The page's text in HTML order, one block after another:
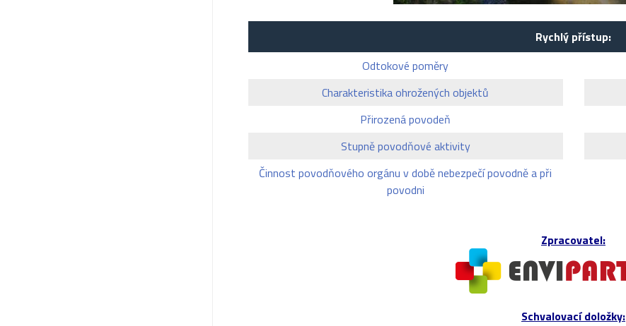
Rychlý přístup:
Odtokové poměry
Charakteristika ohrožených objektů
Přirozená povodeň
Stupně povodňové aktivity
Činnost povodňového orgánu v době nebezpečí povodně a při
povodni
Zpracovatel:
Schvalovací doložky: